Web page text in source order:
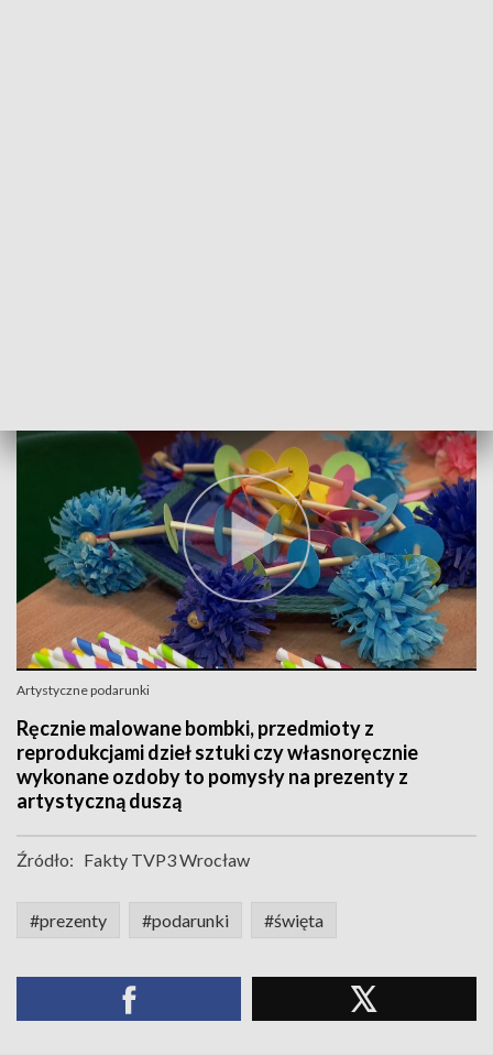
Artystyczne podarunki
Ręcznie malowane bombki, przedmioty z
reprodukcjami dzieł sztuki czy własnoręcznie
wykonane ozdoby to pomysły na prezenty z
artystyczną duszą
Źródło: Fakty TVP3 Wrocław
#prezenty #podarunki #święta